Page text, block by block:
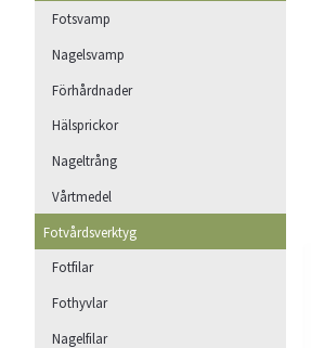
Fotsvamp
Nagelsvamp
Förhårdnader
Hälsprickor
Nageltrång
Vårtmedel
Fotvårdsverktyg
Fotfilar
Fothyvlar
Nagelfilar